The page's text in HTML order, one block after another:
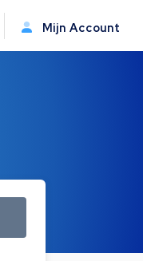
Mijn Account